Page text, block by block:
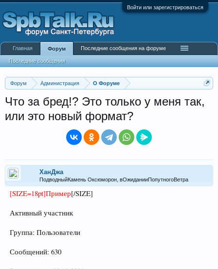
Войти или зарегистрироваться
Форум Администрация О Форуме
Что за бред!? Это только у меня так,
или это новый формат?
ХанДжа
ПодводныйКамень Оксюморон, вОжиданииПопутногоВетра
[SIZE=18pt]Пример[/SIZE]
Активный участник
Группа: Пользователи
Сообщений: 630
Главная Форум
Последние сообщения
Последние сообщения на форуме